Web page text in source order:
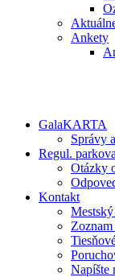
Ankety
GalaKARTA
Správy
Regul.
Otázky
Kontakt
Zoznam
Napíšte